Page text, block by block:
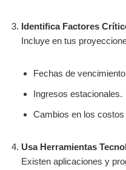
Identifica Factores
Incluye en tus
Fechas de
Ingresos estacionales.
Cambios en los costos
Usa Herramientas
Existen aplicaciones y